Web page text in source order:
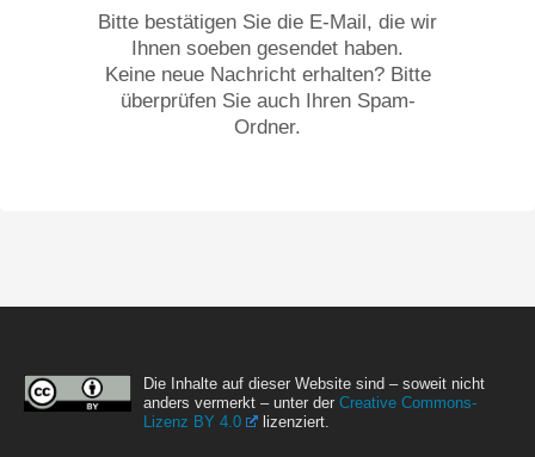
Bitte bestätigen Sie die E-Mail, die wir
Ihnen soeben gesendet haben.
Keine neue Nachricht erhalten? Bitte
überprüfen Sie auch Ihren Spam-
Ordner.
Die Inhalte auf dieser Website sind – soweit nicht
anders vermerkt – unter der Creative Commons-
Lizenz BY 4.0
lizenziert.